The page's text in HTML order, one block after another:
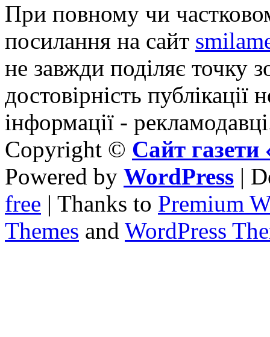
При повному чи
посилання на сайт
не завжди поділяє точку
достовірність публікації
інформації -
Copyright © Сайт
Powered by WordPress |
free | Thanks to Premium
Themes and WordPress